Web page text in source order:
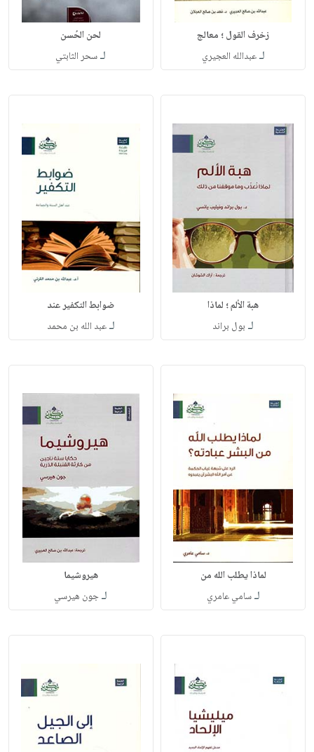
زخرف القول ؛ معالج
لـعبدالله العجيري
لحن الحُسن
لـسحر الثابتي
هبة الألم ؛ لماذا
لـ بول براند
ضوابط التكفير عند
لـعبد الله بن محمد
لماذا يطلب الله من
لـسامي عامري
هيروشيما
لـجون هيرسي